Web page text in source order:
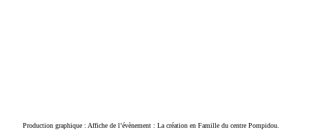
Production graphique : Affiche de l’évènement : La création en Famille du centre Pompidou.